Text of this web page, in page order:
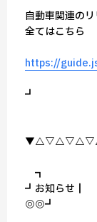
自動車関連の
全てはこちら
https://
┗───────────────────────────────┛
┏━━━━┓
┏┛お知らせ┃
┗◎━━◎━┛